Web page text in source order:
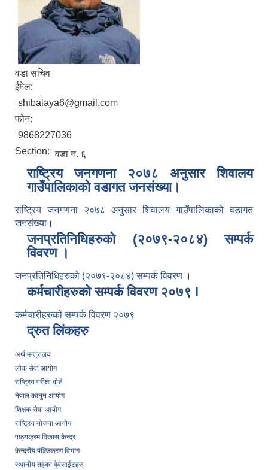
वडा सचिव
ईमेल:
shibalaya6@gmail.com
फोन:
9868227036
Section: वडा न. ६
राष्ट्रिय जनगणना २०७८ अनुसार शिवालय
गाउँपालिकाको वडागत जनसंख्या।
राष्ट्रिय जनगणना २०७८ अनुसार शिवालय गाउँपालिकाको वडागत
जनसंख्या।
जनप्रतिनिधिहरुको (२०७९-२०८४) सम्पर्क
विवरण ।
जनप्रतिनिधिहरुको (२०७९-२०८४) सम्पर्क विवरण ।
कर्मचारीहरुको सम्पर्क विवरण २०७९ l
कर्मचारीहरुको सम्पर्क विवरण २०७९
द्रुत लिंकहरु
अर्थ मन्त्रालय
लोक सेवा आयोग
राष्ट्रिय परीक्षा बोर्ड
नेपाल कानुन आयोग
शिक्षक सेवा आयोग
राष्ट्रिय योजना आयोग
पाठ्यक्रम विकास केन्द्र
केन्द्रीय पञ्जिकरण विभाग
स्थानीय तहका वेवसाईटहरु